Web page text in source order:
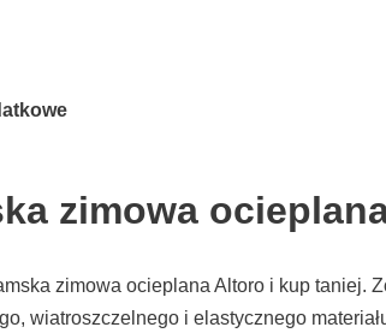
zimowa
zimowa ocieplana Altoro i kup taniej.
wiatroszczelnego i elastycznego